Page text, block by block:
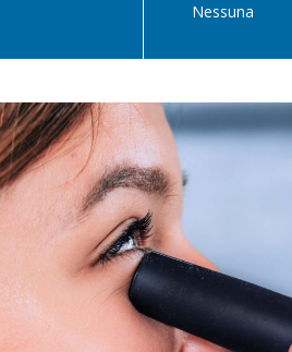
Nessuna